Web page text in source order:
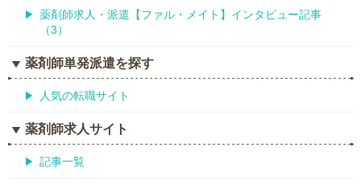
薬剤師求人・派遣【ファル・メイト】インタビュー記事
（3）
薬剤師単発派遣を探す
人気の転職サイト
薬剤師求人サイト
記事一覧